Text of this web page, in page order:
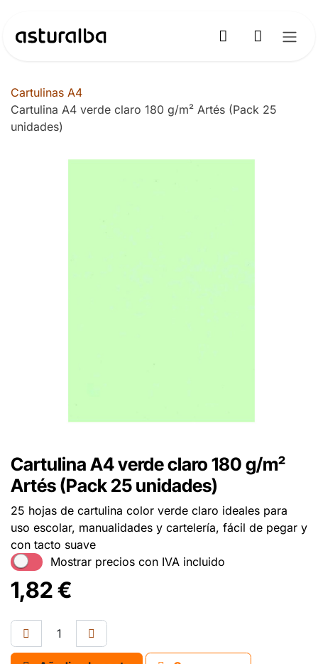
Cartulinas A4
Cartulina A4 verde claro 180 g/m² Artés (Pack 25
unidades)
Cartulina A4 verde claro 180 g/m²
Artés (Pack 25 unidades)
25 hojas de cartulina color verde claro ideales para
uso escolar, manualidades y cartelería, fácil de pegar y
con tacto suave
Mostrar precios con IVA incluido
1,82€